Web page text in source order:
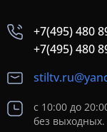
+7(495) 480
+7(495) 480
с 10:00 до
без выходных.